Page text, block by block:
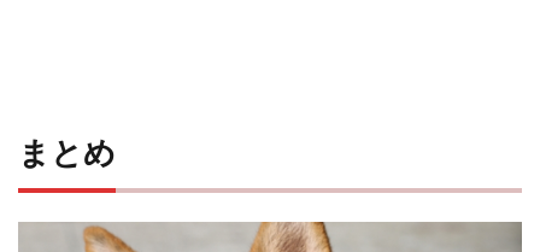
まとめ